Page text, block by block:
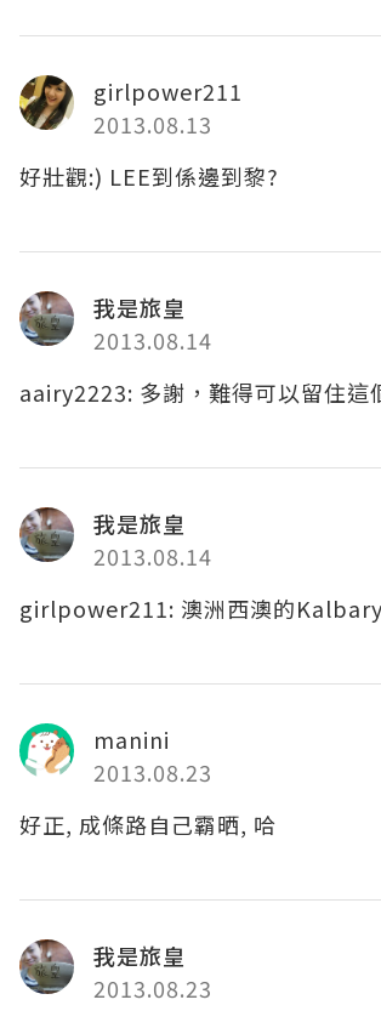
girlpower211
2013.08.13
好壯觀:) LEE到係邊到黎?
我是旅皇
2013.08.14
aairy2223: 多謝，難得可以留住這
我是旅皇
2013.08.14
girlpower211: 澳洲西澳的
manini
2013.08.23
好正, 成條路自己霸晒, 哈
我是旅皇
2013.08.23